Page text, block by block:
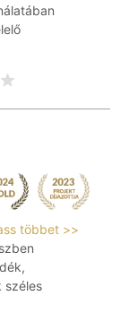
többet >>
széles